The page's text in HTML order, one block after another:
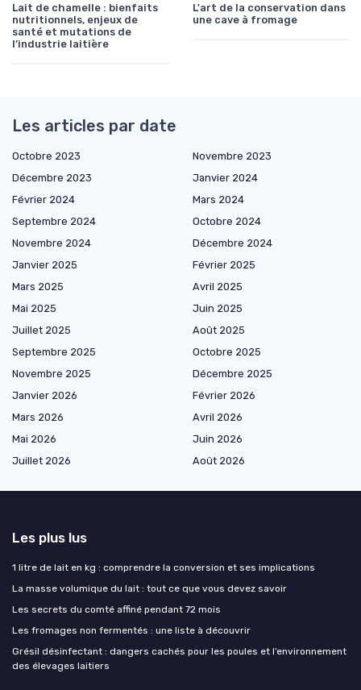
Lait de chamelle : bienfaits
nutritionnels, enjeux de
santé et mutations de
l’industrie laitière
L'art de la conservation dans
une cave à fromage
Les articles par date
Octobre 2023
Novembre 2023
Décembre 2023
Janvier 2024
Février 2024
Mars 2024
Septembre 2024
Octobre 2024
Novembre 2024
Décembre 2024
Janvier 2025
Février 2025
Mars 2025
Avril 2025
Mai 2025
Juin 2025
Juillet 2025
Août 2025
Septembre 2025
Octobre 2025
Novembre 2025
Décembre 2025
Janvier 2026
Février 2026
Mars 2026
Avril 2026
Mai 2026
Juin 2026
Juillet 2026
Août 2026
Les plus lus
1 litre de lait en kg : comprendre la conversion et ses implications
La masse volumique du lait : tout ce que vous devez savoir
Les secrets du comté affiné pendant 72 mois
Les fromages non fermentés : une liste à découvrir
Grésil désinfectant : dangers cachés pour les poules et l’environnement
des élevages laitiers